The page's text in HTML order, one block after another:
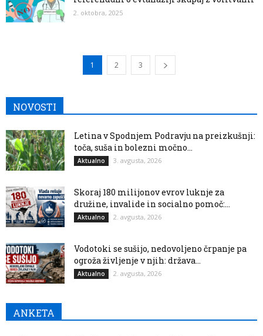
2. oktobra, 2025
1 2 3
NOVOSTI
Letina v Spodnjem Podravju na preizkušnji:
toča, suša in bolezni močno...
Aktualno 3. avgusta, 2026
Skoraj 180 milijonov evrov luknje za
družine, invalide in socialno pomoč:...
Aktualno 2. avgusta, 2026
Vodotoki se sušijo, nedovoljeno črpanje pa
ogroža življenje v njih: država...
Aktualno 2. avgusta, 2026
ANKETA